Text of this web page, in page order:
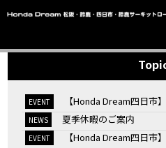
EVENT 【Honda Dream四日市】20周
NEWS 夏季休暇のご案内
EVENT 【Honda Dream四日市】20周